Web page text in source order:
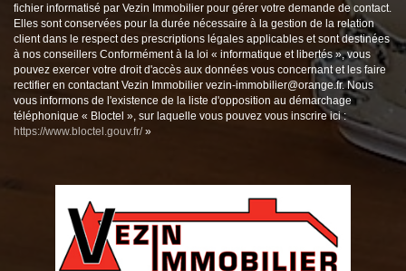
fichier informatisé par Vezin Immobilier pour gérer votre demande de contact.
Elles sont conservées pour la durée nécessaire à la gestion de la relation
client dans le respect des prescriptions légales applicables et sont destinées
à nos conseillers Conformément à la loi « informatique et libertés », vous
pouvez exercer votre droit d'accès aux données vous concernant et les faire
rectifier en contactant Vezin Immobilier vezin-immobilier@orange.fr. Nous
vous informons de l'existence de la liste d'opposition au démarchage
téléphonique « Bloctel », sur laquelle vous pouvez vous inscrire ici :
https://www.bloctel.gouv.fr/»